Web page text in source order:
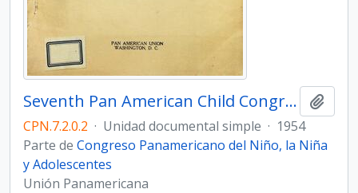
Seventh Pan American Child Congress. Final Act
CPN.7.2.0.2 · Unidad documental simple · 1954
Parte de Congreso Panamericano del Niño, la Niña
y Adolescentes
Unión Panamericana